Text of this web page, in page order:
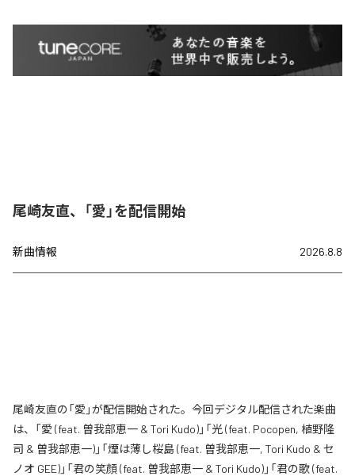
尾崎友直、「愛」を配信開始
新曲情報 2026.8.8
尾崎友直の「愛」が配信開始された。今回デジタル配信された楽曲
は、「愛 (feat. 曽我部恵一 & Tori Kudo)」「光 (feat. Pocopen, 植野隆
司 & 曽我部恵一)」「煙は薄し桜島 (feat. 曽我部恵一, Tori Kudo & セ
ノオ GEE)」「君の笑顔 (feat. 曽我部恵一 & Tori Kudo)」「君の歌 (feat.